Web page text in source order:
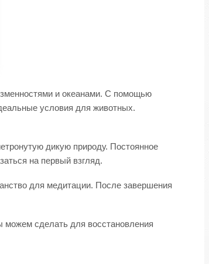
и океанами. С помощью
условия для животных.
дикую природу. Постоянное
на первый взгляд.
для медитации. После завершения
можем сделать для восстановления